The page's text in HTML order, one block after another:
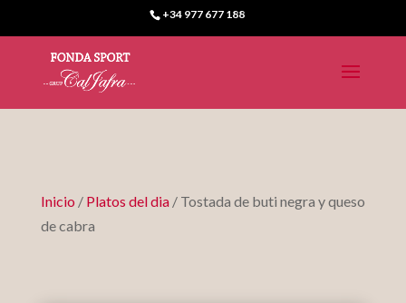
+34 977 677 188
Inicio / Platos del dia/ Tostada de buti negra y queso
de cabra